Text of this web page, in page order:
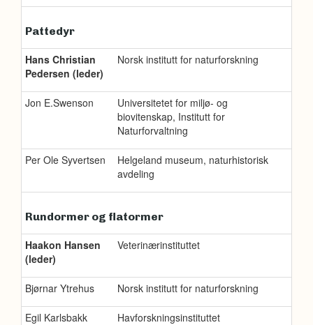
Pattedyr
Hans Christian
Pedersen (leder)
Norsk institutt for naturforskning
Jon E.Swenson
Universitetet for miljø- og
biovitenskap, Institutt for
Naturforvaltning
Per Ole Syvertsen
Helgeland museum, naturhistorisk
avdeling
Rundormer og flatormer
Haakon Hansen
(leder)
Veterinærinstituttet
Bjørnar Ytrehus Norsk institutt for naturforskning
Egil Karlsbakk Havforskningsinstituttet